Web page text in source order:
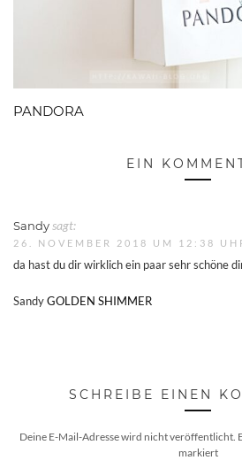
PANDORA
EIN
Sandysagt:
26. NOVEMBER 2018 UM 12:38
da hast du dir wirklich ein paar sehr schöne
Sandy GOLDEN SHIMMER
SCHREIBE EINEN
Deine E-Mail-Adresse wird nicht veröffentlicht.
markiert